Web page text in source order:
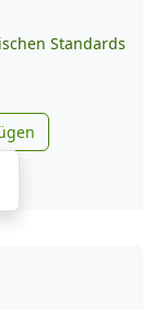
Standards
Telegram